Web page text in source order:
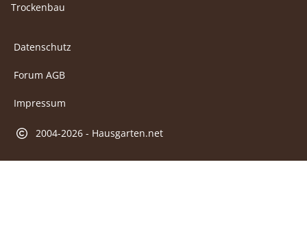
Trockenbau
Datenschutz
Forum AGB
Impressum
2004-2026 - Hausgarten.net